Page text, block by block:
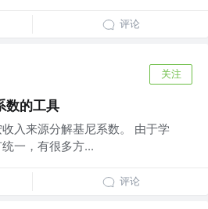
评论
关注
数的工具
入来源分解基尼系数。 由于学
一，有很多方...
评论